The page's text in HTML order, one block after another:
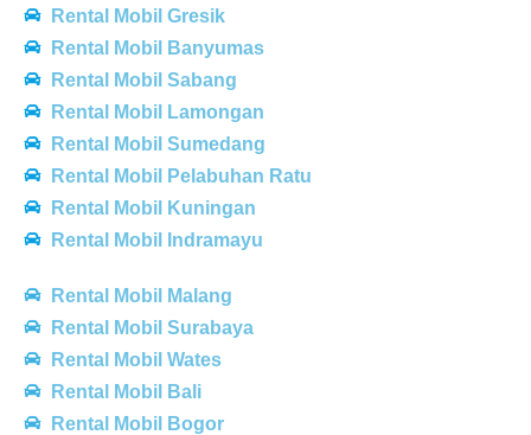
Rental Mobil Gresik
Rental Mobil Banyumas
Rental Mobil Sabang
Rental Mobil Lamongan
Rental Mobil Sumedang
Rental Mobil Pelabuhan Ratu
Rental Mobil Kuningan
Rental Mobil Indramayu
Rental Mobil Malang
Rental Mobil Surabaya
Rental Mobil Wates
Rental Mobil Bali
Rental Mobil Bogor